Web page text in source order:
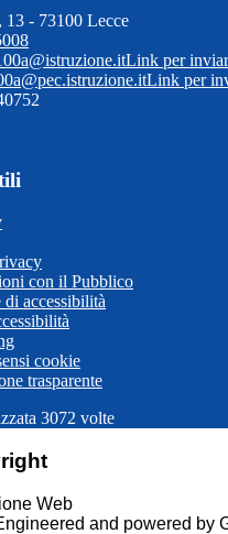
13 - 73100 Lecce
Link per
Link per
con il Pubblico
accessibilità
cookie
trasparente
3072 volte
and powered by